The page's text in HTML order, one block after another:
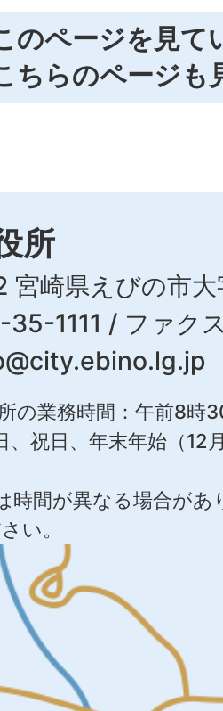
のページを見て
ちらのページも
所
崎県えびの市大
35-1111 / ファ
の業務時間：午前8時
、祝日、年末年始（12
時間が異なる場合が
い。